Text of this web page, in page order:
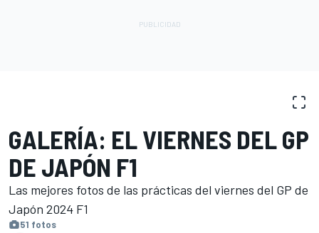
GALERÍA: EL VIERNES DEL GP
DE JAPÓN F1
Las mejores fotos de las prácticas del viernes del GP de
Japón 2024 F1
51 fotos